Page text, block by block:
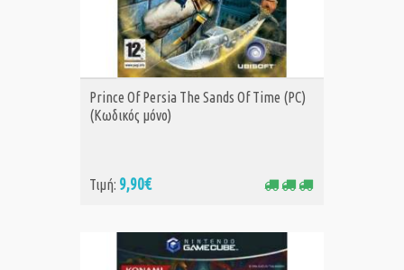
ΑΓΟΡΑ
Prince Of Persia The Sands Of Time (PC)
(Κωδικός μόνο)
Τιμή: 9,90€